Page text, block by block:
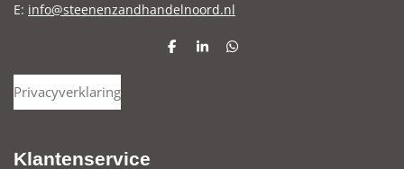
E: info@steenenzandhandelnoord.nl
D
S
D
Privacyverklaring
Klantenservice